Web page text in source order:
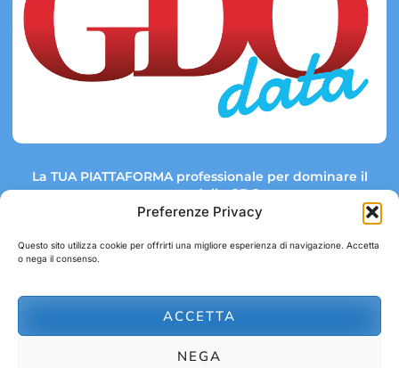
Preferenze Privacy
Questo sito utilizza cookie per offrirti una migliore esperienza di navigazione. Accetta
o nega il consenso.
ACCETTA
NEGA
La TUA PIATTAFORMA professionale per dominare il
mercato della GDO.
Link rapidi:
abbonamenti@gdodata.it